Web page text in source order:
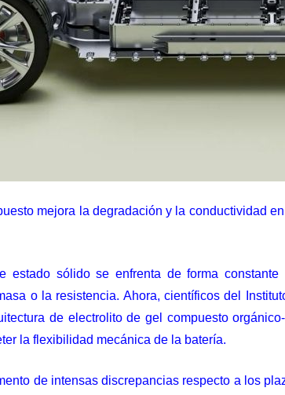
mejora la degradación y la conductividad
estado sólido se enfrenta de forma
o la resistencia. Ahora, científicos del
de electrolito de gel compuesto
la flexibilidad mecánica de la batería.
de intensas discrepancias respecto a los